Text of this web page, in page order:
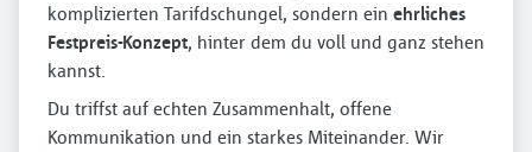
komplizierten Tarifdschungel, sondern ein ehrliches
Festpreis-Konzept, hinter dem du voll und ganz stehen
kannst.
Du triffst auf echten Zusammenhalt, offene
Kommunikation und ein starkes Miteinander. Wir